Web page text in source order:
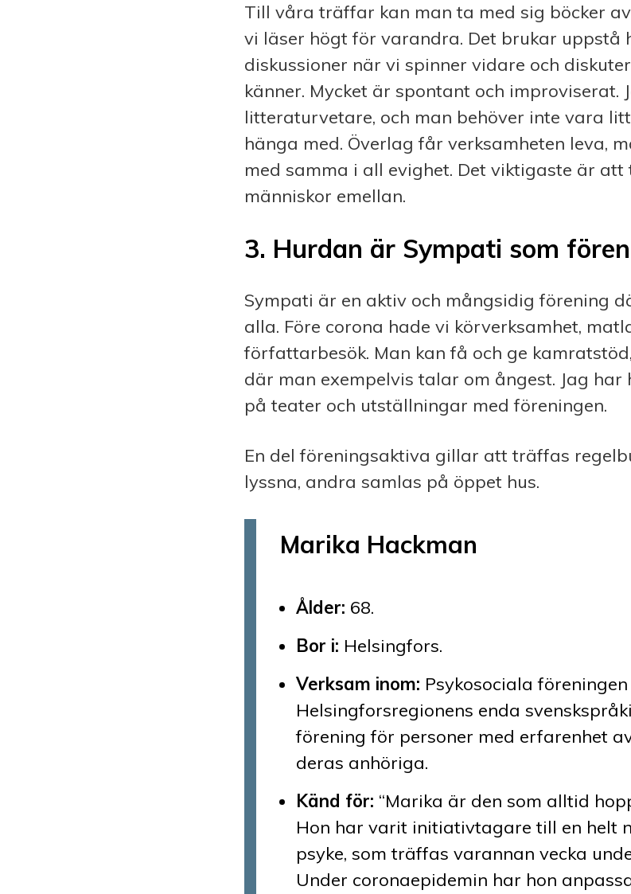
Till våra träffar kan man ta med sig böcker
vi läser högt för varandra. Det brukar uppstå
diskussioner när vi spinner vidare och
känner. Mycket är spontant och improviserat.
litteraturvetare, och man behöver inte vara
hänga med. Överlag får verksamheten leva,
med samma i all evighet. Det viktigaste är
människor emellan.
3. Hurdan är Sympati som
Sympati är en aktiv och mångsidig förening
alla. Före corona hade vi körverksamhet,
författarbesök. Man kan få och ge
där man exempelvis talar om ångest. Jag
på teater och utställningar med föreningen.
En del föreningsaktiva gillar att träffas
lyssna, andra samlas på öppet hus.
Marika Hackman
Ålder: 68.
Bor i: Helsingfors.
Verksam inom: Psykosociala
Helsingforsregionens enda
förening för personer med erfarenhet
deras anhöriga.
Känd för: “Marika är den som alltid
Hon har varit initiativtagare till en helt
psyke, som träffas varannan vecka
Under coronaepidemin har hon